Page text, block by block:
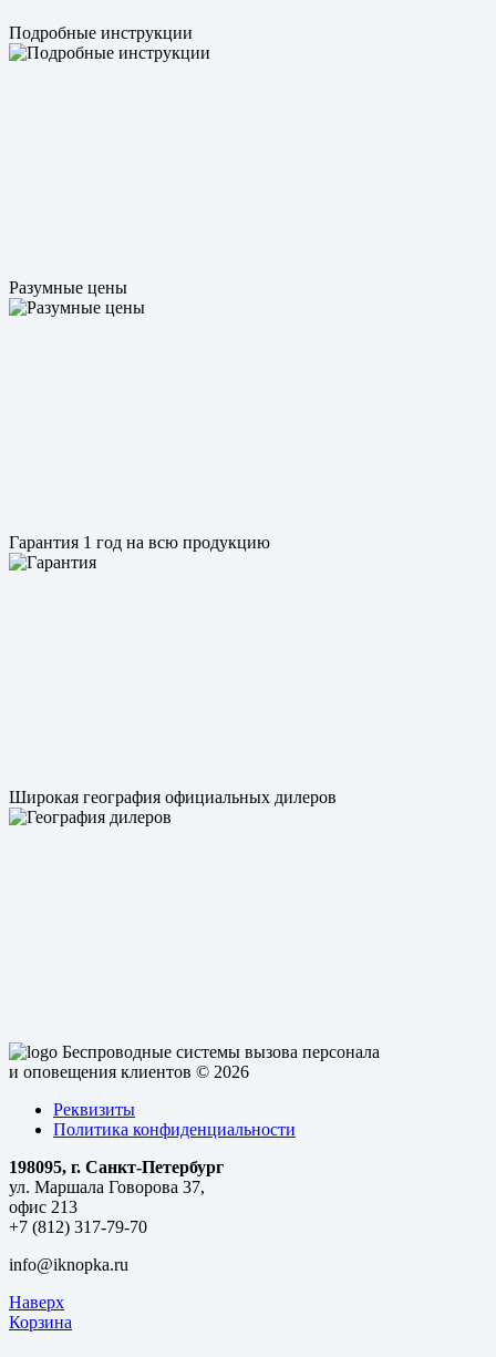
Подробные инструкции
Разумные цены
Гарантия 1 год на всю продукцию
Широкая география официальных дилеров
Беспроводные системы вызова персонала
и оповещения клиентов © 2026
Реквизиты
Политика конфиденциальности
198095, г. Санкт-Петербург
ул. Маршала Говорова 37,
офис 213
+7 (812) 317-79-70
info@iknopka.ru
Наверх
Корзина